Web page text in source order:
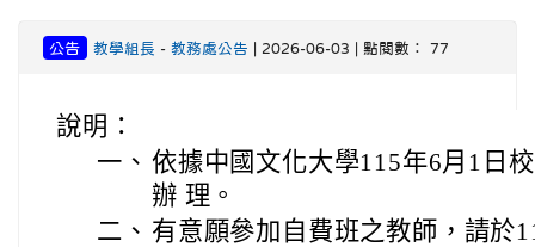
公告 教學組長 - 教務處公告 | 2026-06-03 | 點閱數： 77
說明：
一、 依據中國文化大學115年6月1日
辦 理。
二、 有意願參加自費班之教師，請於